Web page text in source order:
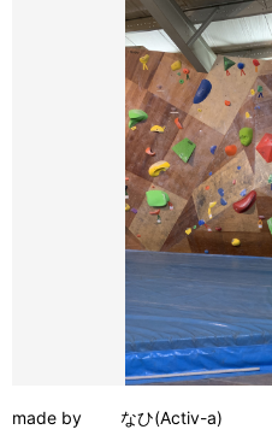
made by なひ(Activ-a)